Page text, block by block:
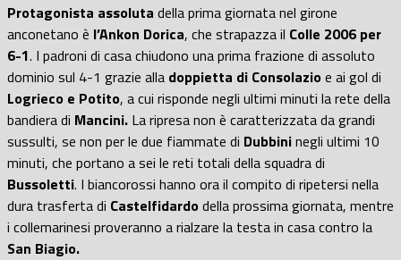
Protagonista assoluta della prima giornata nel girone
anconetano è l’Ankon Dorica, che strapazza il Colle 2006 per
6-1. I padroni di casa chiudono una prima frazione di assoluto
dominio sul 4-1 grazie alla doppietta di Consolazioe ai gol di
Logrieco e Potito, a cui risponde negli ultimi minuti la rete della
bandiera di Mancini. La ripresa non è caratterizzata da grandi
sussulti, se non per le due fiammate di Dubbininegli ultimi 10
minuti, che portano a sei le reti totali della squadra di
Bussoletti. I biancorossi hanno ora il compito di ripetersi nella
dura trasferta di Castelfidardodella prossima giornata, mentre
i collemarinesi proveranno a rialzare la testa in casa contro la
San Biagio.